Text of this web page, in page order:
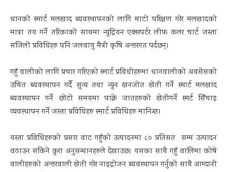
धानको स्मार्ट मलखाद ब्यवस्थापनको लागि माटो परिक्षण गरेर मलखादको
मात्रा तय गर्ने तरिकाको साथमा न्युट्रियन एक्सपर्टर लीफ कलर चार्ट जस्ता
सजिलो प्रविधिहरु पनि जलवायु मैत्री कृषि अन्तरगत पर्दछन्।
गहुँ वालीको लागि प्रचार गरिएको स्मार्ट प्रविधीहरुमा धानवालीको अवसेसको
उचित ब्यवस्थापन गर्दै सुन्य तथा न्युन खनजोत खेती गर्ने स्मार्ट मलखाद
ब्यवस्थापन गर्ने छोटो समयमा पाक्ने जातहरुको खेतीगर्ने स्मर्ट सिँचाइ
व्यवस्थापन गर्ने जस्ता प्रविधिहरु स्मार्ट प्रविधिहरु मानिन्छ।
यस्ता प्रविधिहरुको प्रसार वाट गहुँको उत्पादनमा ८० प्रतिसत सम्म उत्पादन
वढाउन सकिने कुरा अनुसन्धानहरुले देखाउछ। यसका साथै गहुँ वालिमा कोषे
वालीहरुको अन्तरवाली खेती गरेर नाइट्रोजन ब्यवस्थापन गर्नुको साथै आम्दानी